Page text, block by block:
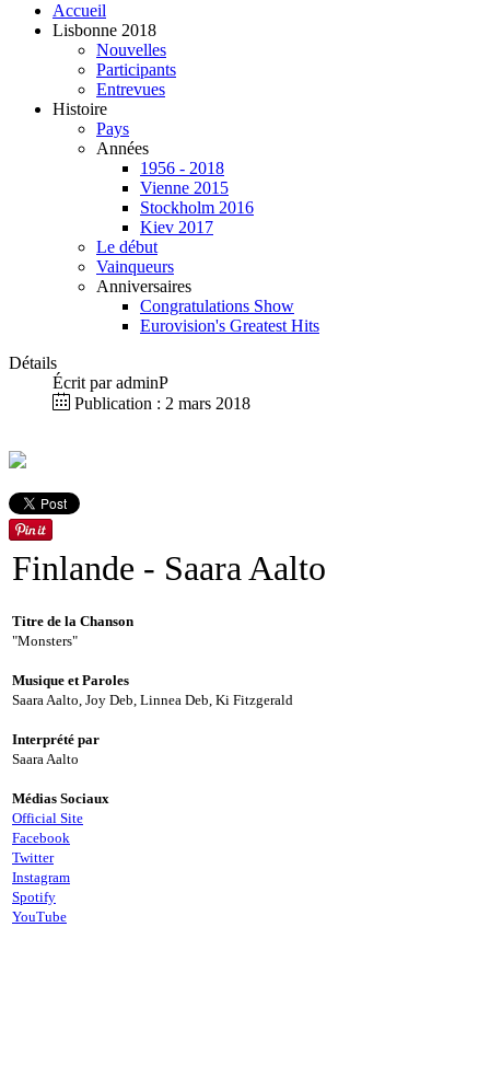
Accueil
Lisbonne 2018
Nouvelles
Participants
Entrevues
Histoire
Pays
Années
1956 - 2018
Vienne 2015
Stockholm 2016
Kiev 2017
Le début
Vainqueurs
Anniversaires
Congratulations Show
Eurovision's Greatest Hits
Détails
Écrit paradminP
Publication : 2 mars 2018
Finlande - Saara Aalto
Titre de la Chanson
"Monsters"
Musique et Paroles
Saara Aalto, Joy Deb, Linnea Deb, Ki Fitzgerald
Interprété par
Saara Aalto
Médias Sociaux
Official Site
Facebook
Twitter
Instagram
Spotify
YouTube